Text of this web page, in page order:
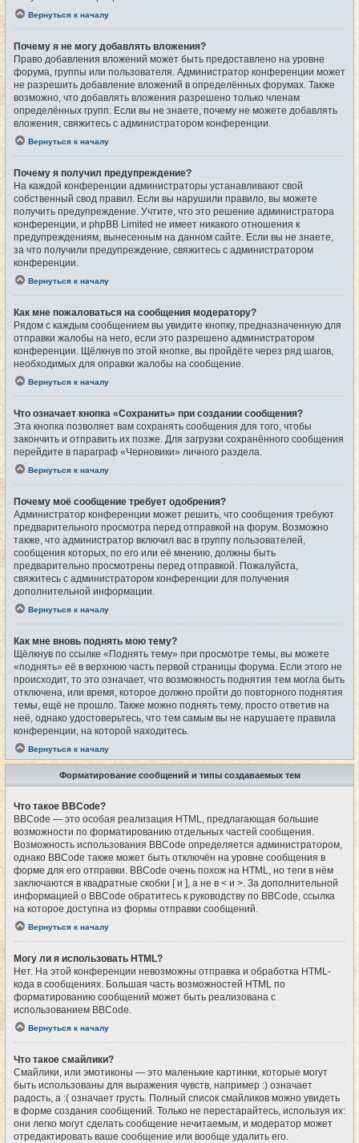
Вернуться к началу
Почему я не могу добавлять вложения?
Право добавления вложений может быть предоставлено на уровне
форума, группы или пользователя. Администратор конференции может
не разрешить добавление вложений в определённых форумах. Также
возможно, что добавлять вложения разрешено только членам
определённых групп. Если вы не знаете, почему не можете добавлять
вложения, свяжитесь с администратором конференции.
Вернуться к началу
Почему я получил предупреждение?
На каждой конференции администраторы устанавливают свой
собственный свод правил. Если вы нарушили правило, вы можете
получить предупреждение. Учтите, что это решение администратора
конференции, и phpBB Limited не имеет никакого отношения к
предупреждениям, вынесенным на данном сайте. Если вы не знаете,
за что получили предупреждение, свяжитесь с администратором
конференции.
Вернуться к началу
Как мне пожаловаться на сообщения модератору?
Рядом с каждым сообщением вы увидите кнопку, предназначенную для
отправки жалобы на него, если это разрешено администратором
конференции. Щёлкнув по этой кнопке, вы пройдёте через ряд шагов,
необходимых для оправки жалобы на сообщение.
Вернуться к началу
Что означает кнопка «Сохранить» при создании сообщения?
Эта кнопка позволяет вам сохранять сообщения для того, чтобы
закончить и отправить их позже. Для загрузки сохранённого сообщения
перейдите в параграф «Черновики» личного раздела.
Вернуться к началу
Почему моё сообщение требует одобрения?
Администратор конференции может решить, что сообщения требуют
предварительного просмотра перед отправкой на форум. Возможно
также, что администратор включил вас в группу пользователей,
сообщения которых, по его или её мнению, должны быть
предварительно просмотрены перед отправкой. Пожалуйста,
свяжитесь с администратором конференции для получения
дополнительной информации.
Вернуться к началу
Как мне вновь поднять мою тему?
Щёлкнув по ссылке «Поднять тему» при просмотре темы, вы можете
«поднять» её в верхнюю часть первой страницы форума. Если этого не
происходит, то это означает, что возможность поднятия тем могла быть
отключена, или время, которое должно пройти до повторного поднятия
темы, ещё не прошло. Также можно поднять тему, просто ответив на
неё, однако удостоверьтесь, что тем самым вы не нарушаете правила
конференции, на которой находитесь.
Вернуться к началу
Форматирование сообщений и типы создаваемых тем
Что такое BBCode?
BBCode — это особая реализация HTML, предлагающая большие
возможности по форматированию отдельных частей сообщения.
Возможность использования BBCode определяется администратором,
однако BBCode также может быть отключён на уровне сообщения в
форме для его отправки. BBCode очень похож на HTML, но теги в нём
заключаются в квадратные скобки [ и ], а не в < и >. За дополнительной
информацией о BBCode обратитесь к руководству по BBCode, ссылка
на которое доступна из формы отправки сообщений.
Вернуться к началу
Могу ли я использовать HTML?
Нет. На этой конференции невозможны отправка и обработка HTML-
кода в сообщениях. Большая часть возможностей HTML по
форматированию сообщений может быть реализована с
использованием BBCode.
Вернуться к началу
Что такое смайлики?
Смайлики, или эмотиконы — это маленькие картинки, которые могут
быть использованы для выражения чувств, например :) означает
радость, а :( означает грусть. Полный список смайликов можно увидеть
в форме создания сообщений. Только не перестарайтесь, используя их:
они легко могут сделать сообщение нечитаемым, и модератор может
отредактировать ваше сообщение или вообще удалить его.